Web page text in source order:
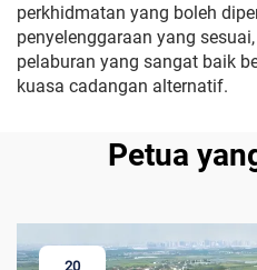
perkhidmatan yang boleh
penyelenggaraan yang
pelaburan yang sangat baik
kuasa cadangan alternatif.
Petua
20